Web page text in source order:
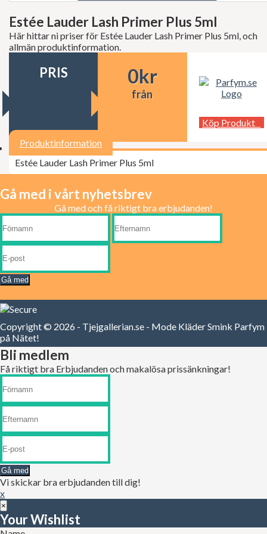
Decléor
Dermalogica
dfi
Diesel
Dior
Dolce Gabbana
Doop
Dunhill
Ed Hardy
Elie Saab
Elizabeth Arden
Elizabeth Taylor
Escada
ESSIE Professional
Estée Lauder
Ferrari
Fudge
Geoffrey Beene
Gillette
Giorgio Beverly Hills
Givenchy
Gloria Vanderbilt
Gucci
Guerlain
Guess
Guy Laroche
Gwen Stefani
Halle Berry
Hermes
Hugo Boss
Issey Miyake
Jean Paul Gaultier
Jennifer Lopez
Jessica Simpson
Jimmy Choo
John Galliano
John Varvatos
Joico
Joop
Jovan
Estée Lauder Lash Primer Plus 5ml
Här hittar ni priser för Estée Lauder Lash Primer Plus 5ml, och
allmän produktinformation.
PRIS 0kr
från
Köp Produkt
Produktinformation
Estée Lauder Lash Primer Plus 5ml
Gå med i vårt nyhetsbrev
Gå med och få riktigt bra erbjudanden!
Gå med
Copyright © 2026 - Tjejgallerian.se - Mode Kläder Smink Parfym
på Nätet!
Bli medlem
Få riktigt bra Erbjudanden och makalösa prissänkningar!
Gå med
Vi skickar bra erbjudanden till dig!
x
×
Your Wishlist